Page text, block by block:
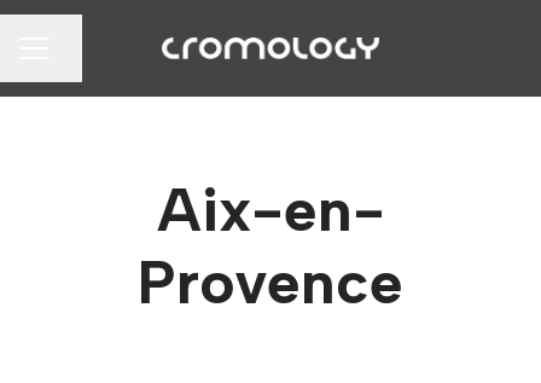
Partager la page
Aix-en-
Provence